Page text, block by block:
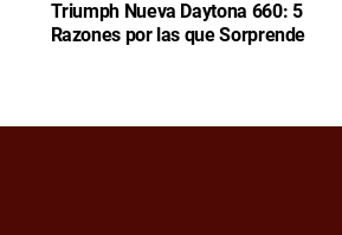
Triumph Nueva Daytona 660: 5
Razones por las que Sorprende